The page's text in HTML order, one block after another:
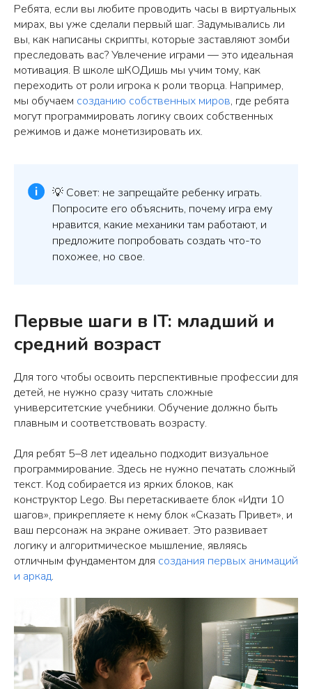
Ребята, если вы любите проводить часы в виртуальных
мирах, вы уже сделали первый шаг. Задумывались ли
вы, как написаны скрипты, которые заставляют зомби
преследовать вас? Увлечение играми — это идеальная
мотивация. В школе шКОДишь мы учим тому, как
переходить от роли игрока к роли творца. Например,
мы обучаем созданию собственных миров, где ребята
могут программировать логику своих собственных
режимов и даже монетизировать их.
💡 Совет: не запрещайте ребенку играть.
Попросите его объяснить, почему игра ему
нравится, какие механики там работают, и
предложите попробовать создать что-то
похожее, но свое.
Первые шаги в IT: младший и
средний возраст
Для того чтобы освоить перспективные профессии для
детей, не нужно сразу читать сложные
университетские учебники. Обучение должно быть
плавным и соответствовать возрасту.
Для ребят 5–8 лет идеально подходит визуальное
программирование. Здесь не нужно печатать сложный
текст. Код собирается из ярких блоков, как
конструктор Lego. Вы перетаскиваете блок «Идти 10
шагов», прикрепляете к нему блок «Сказать Привет», и
ваш персонаж на экране оживает. Это развивает
логику и алгоритмическое мышление, являясь
отличным фундаментом для создания первых анимаций
и аркад.